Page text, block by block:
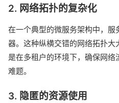
2. 网络拓扑的复杂化
在一个典型的微服务架构中，服
器。这种纵横交错的网络拓扑
是在多租户的环境下，确保网
难题。
3. 隐匿的资源使用